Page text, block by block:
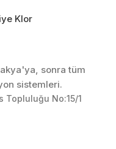
Klor
sonra tüm
sistemleri.
Topluluğu No:15/1